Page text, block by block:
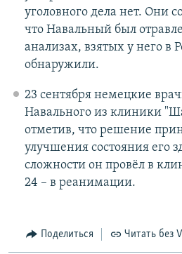
уголовного дела нет. Они
что Навальный был
анализах, взятых у него в
обнаружили.
23 сентября немецкие
Навального из клиники
отметив, что решение
улучшения состояния его
сложности он провёл в
24 – в реанимации.
Поделиться Читать без